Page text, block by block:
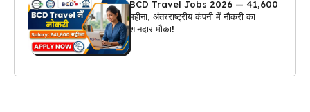
BCD Travel Jobs 2026 — ₹41,600
महीना, अंतरराष्ट्रीय कंपनी में नौकरी का
शानदार मौका!